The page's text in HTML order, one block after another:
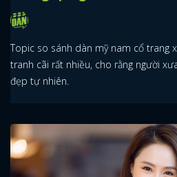
Topic so sánh dàn mỹ nam cổ trang
tranh cãi rất nhiều, cho rằng người
đẹp tự nhiên.